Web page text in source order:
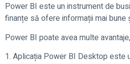
Power BI este un instrument de
finanțe să ofere informații mai bune
Power BI poate avea multe
1. Aplicația Power BI Desktop este